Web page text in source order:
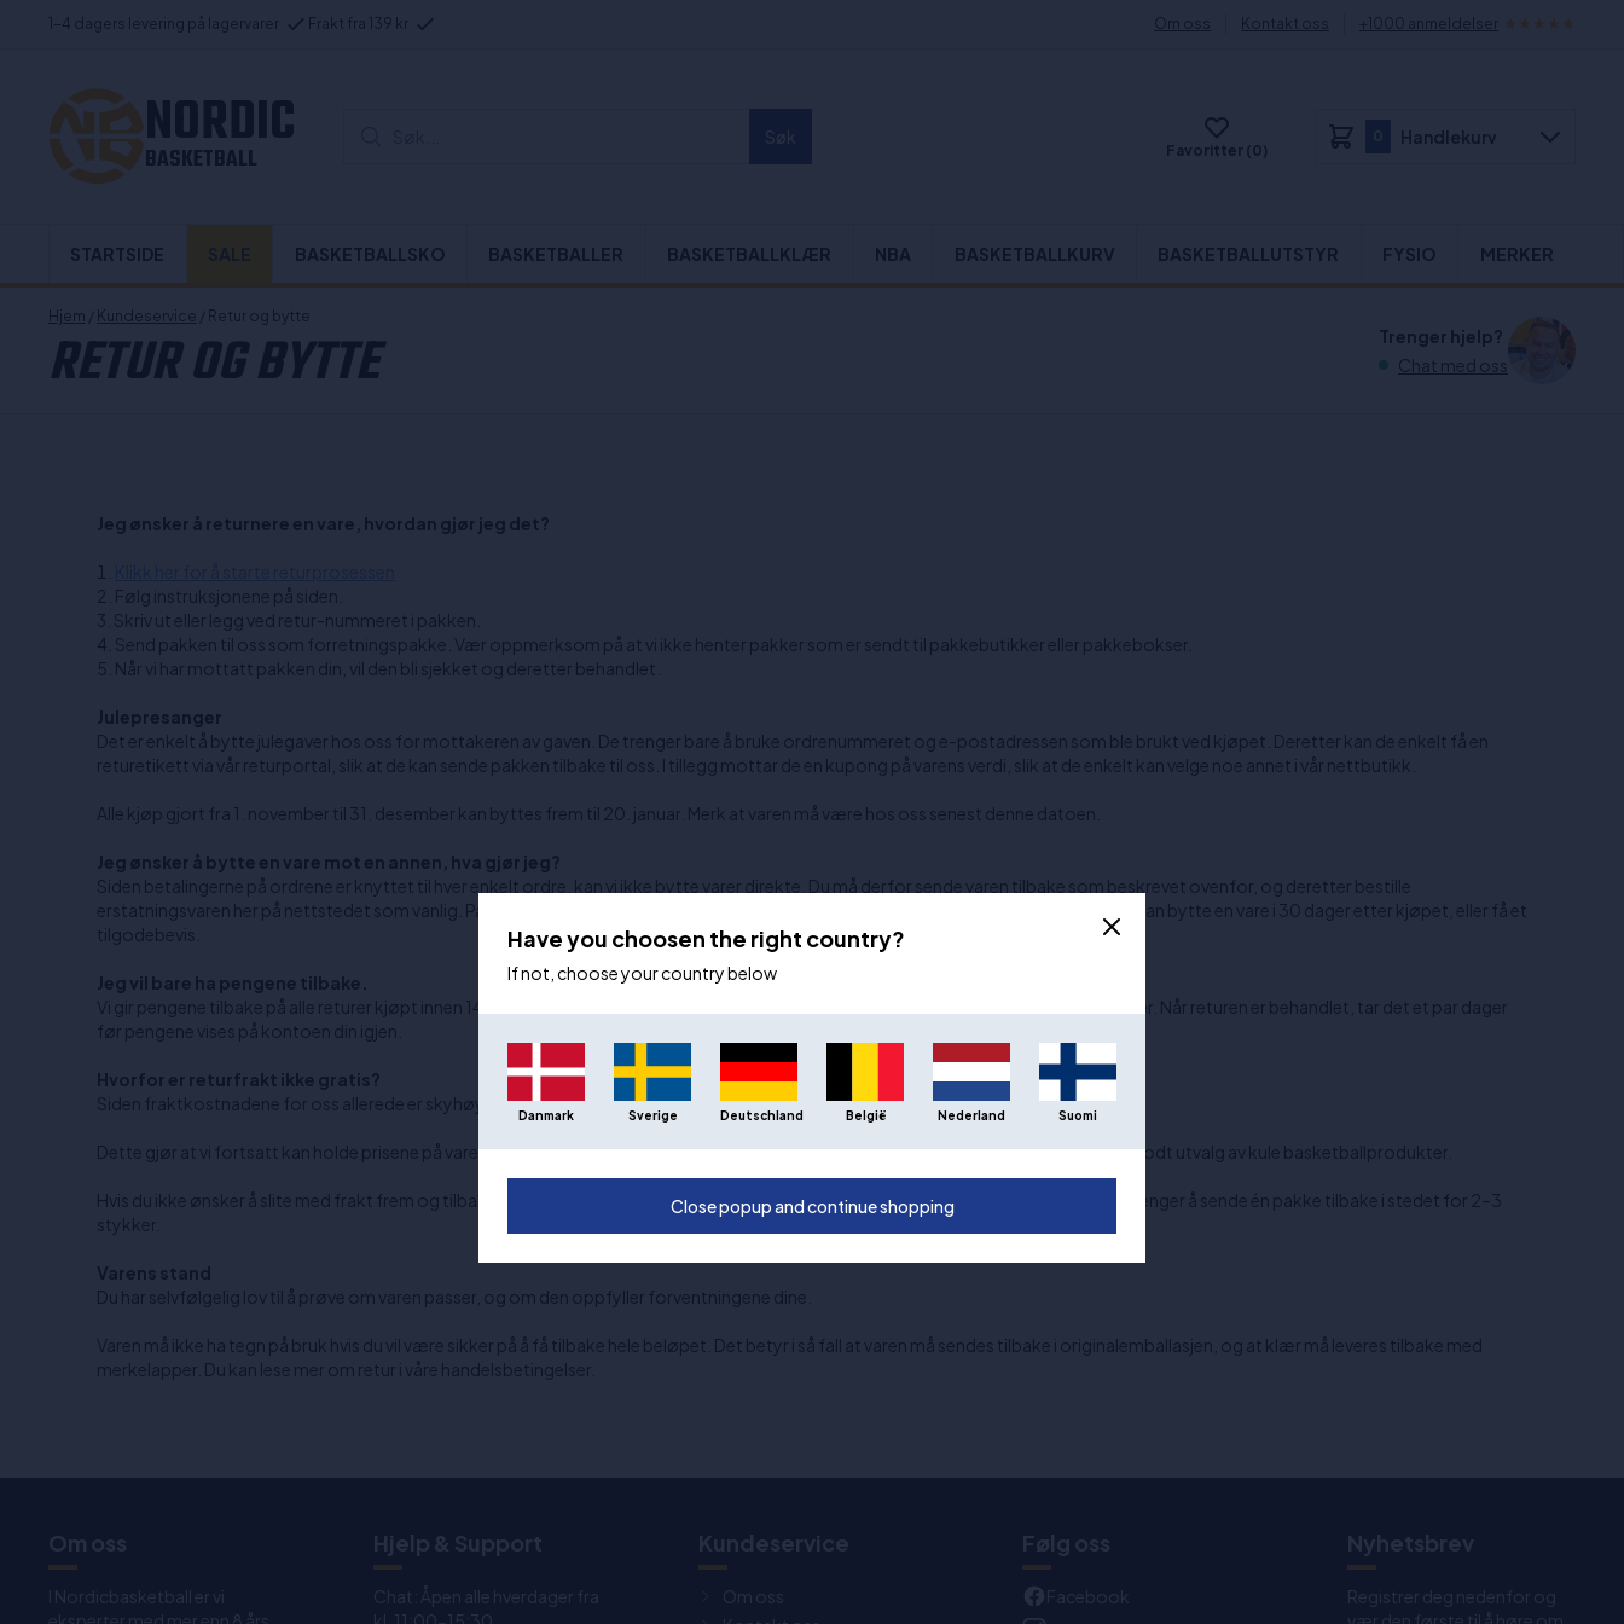
1-4 dagers levering på lagervarer Frakt fra 139 kr Om oss Kontakt oss +1000 anmeldelser
NORDIC
BASKETBALL Favoritter (0)
Handlekurv
STARTSIDE BASKETBALLSKO BASKETBALLER BASKETBALLKLÆR NBA BASKETBALLKURV BASKETBALLUTSTYR FYSIO MERKER
Hjem / Kundeservice / Retur og bytte
RETUR OG BYTTE
Trenger hjelp?
Chat med oss
Jeg ønsker å returnere en vare, hvordan gjør jeg det?
Følg instruksjonene på siden.
Skriv ut eller legg ved retur-nummeret i pakken.
Send pakken til oss som forretningspakke. Vær oppmerksom på at vi ikke henter pakker som er sendt til pakkebutikker eller pakkebokser.
Når vi har mottatt pakken din, vil den bli sjekket og deretter behandlet.
Julepresanger
Det er enkelt å bytte julegaver hos oss for mottakeren av gaven. De trenger bare å bruke ordrenummeret og e-postadressen som ble brukt ved kjøpet. Deretter kan de enkelt få en
returetikett via vår returportal, slik at de kan sende pakken tilbake til oss. I tillegg mottar de en kupong på varens verdi, slik at de enkelt kan velge noe annet i vår nettbutikk.
Alle kjøp gjort fra 1. november til 31. desember kan byttes frem til 20. januar. Merk at varen må være hos oss senest denne datoen.
Jeg ønsker å bytte en vare mot en annen, hva gjør jeg?
Siden betalingerne på ordrene er knyttet til hver enkelt ordre, kan vi ikke bytte varer direkte. Du må derfor sende varen tilbake som beskrevet ovenfor, og deretter bestille
erstatningsvaren her på nettstedet som vanlig. På den måten sikrer du også at varen ikke er utsolgt før vi har behandlet returen din. Du kan bytte en vare i 30 dager etter kjøpet, eller få et
tilgodebevis.
Jeg vil bare ha pengene tilbake.
Vi gir pengene tilbake på alle returer kjøpt innen 14 dager. Vi behandler returer så raskt som mulig, og så snart returpakken er i våre hender. Når returen er behandlet, tar det et par dager
før pengene vises på kontoen din igjen.
Hvorfor er returfrakt ikke gratis?
Siden fraktkostnadene for oss allerede er skyhøye, har vi valgt å ikke gjøre frakten 100 % gratis.
Dette gjør at vi fortsatt kan holde prisene på varene nede på et fornuftig og konkurransedyktig nivå, samtidig som vi sikrer at vi har et godt utvalg av kule basketballprodukter.
Hvis du ikke ønsker å slite med frakt frem og tilbake flere ganger, kan du med fordel kjøpe flere størrelser av f.eks. sko, slik at du bare trenger å sende én pakke tilbake i stedet for 2–3
stykker.
Varens stand
Du har selvfølgelig lov til å prøve om varen passer, og om den oppfyller forventningene dine.
Varen må ikke ha tegn på bruk hvis du vil være sikker på å få tilbake hele beløpet. Det betyr i så fall at varen må sendes tilbake i originalemballasjen, og at klær må leveres tilbake med
merkelapper. Du kan lese mer om retur i våre handelsbetingelser.
Om oss
I Nordicbasketball er vi
Hjelp & Support
Chat: Åpen alle hverdager fra
Kundeservice
Om oss
Følg oss
Facebook
Nyhetsbrev
Registrer deg nedenfor og
Have you choosen the right country?
If not, choose your country below
Danmark Sverige Deutschland België Nederland Suomi
Close popup and continue shopping